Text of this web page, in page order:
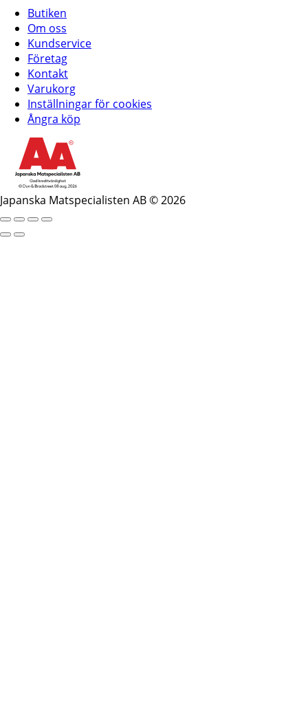
Butiken
Om oss
Kundservice
Företag
Kontakt
Varukorg
Inställningar för cookies
Ångra köp
Japanska Matspecialisten AB © 2026